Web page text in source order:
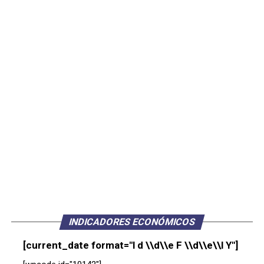
INDICADORES ECONÓMICOS
[current_date format="l d \\d\\e F \\d\\e\\l Y"]